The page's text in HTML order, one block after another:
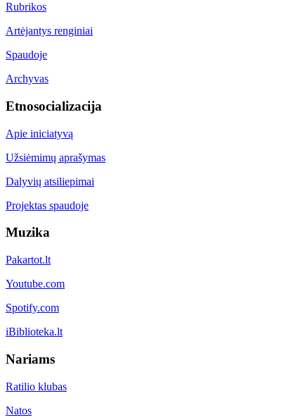
Rubrikos
Artėjantys renginiai
Spaudoje
Archyvas
Etnosocializacija
Apie iniciatyvą
Užsiėmimų aprašymas
Dalyvių atsiliepimai
Projektas spaudoje
Muzika
Pakartot.lt
Youtube.com
Spotify.com
iBiblioteka.lt
Nariams
Ratilio klubas
Natos